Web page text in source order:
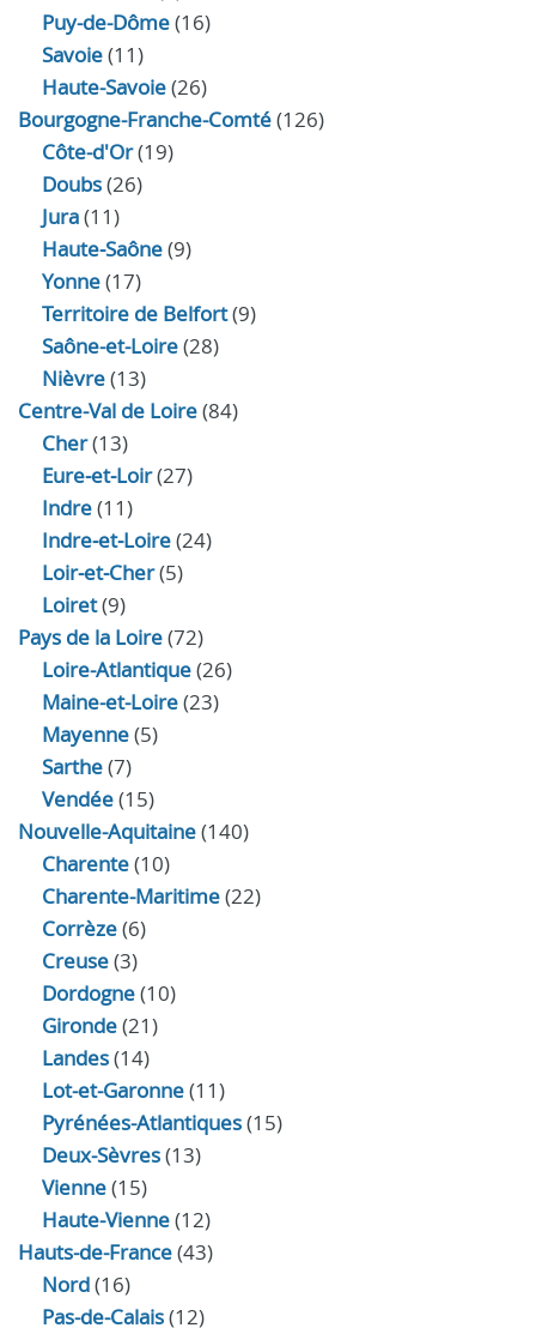
Puy-de-Dôme(16)
Savoie(11)
Haute-Savoie(26)
Bourgogne-Franche-Comté(126)
Côte-d'Or(19)
Doubs(26)
Jura(11)
Haute‑Saône(9)
Yonne(17)
Territoire de Belfort(9)
Saône-et-Loire(28)
Nièvre(13)
Centre-Val de Loire(84)
Cher(13)
Eure‑et‑Loir(27)
Indre(11)
Indre‑et‑Loire(24)
Loir‑et‑Cher(5)
Loiret(9)
Pays de la Loire(72)
Loire-Atlantique(26)
Maine-et-Loire(23)
Mayenne(5)
Sarthe(7)
Vendée(15)
Nouvelle-Aquitaine(140)
Charente(10)
Charente-Maritime(22)
Corrèze(6)
Creuse(3)
Dordogne(10)
Gironde(21)
Landes(14)
Lot-et-Garonne(11)
Pyrénées-Atlantiques(15)
Deux-Sèvres(13)
Vienne(15)
Haute-Vienne(12)
Hauts-de-France(43)
Nord(16)
Pas-de-Calais(12)